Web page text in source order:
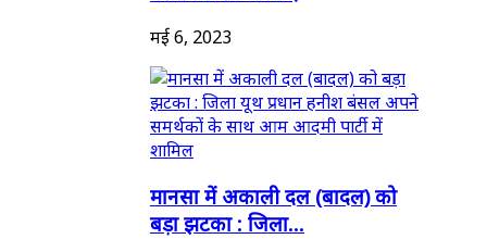
मई 6, 2023
मानसा में अकाली दल (बादल) को
बड़ा झटका : जिला...